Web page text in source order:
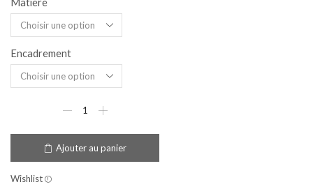
Encadrement
Ajouter au panier
Wishlist